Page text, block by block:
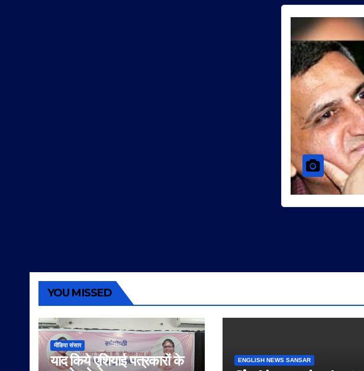
YOU MISSED
मीडिया संसार
याद किये एशियाई पत्रकारों के
ENGLISH NEWS SANSAR